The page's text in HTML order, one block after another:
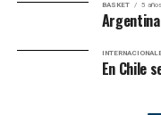
BASKET 5
En Chile